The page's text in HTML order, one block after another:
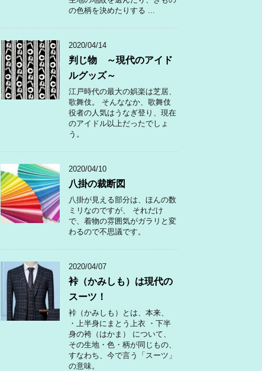
の色柄を決めたりする ...
2020/04/14
判じ物 ～現代のアイド
ルグッズ～
江戸時代の最大の娯楽は芝居、
歌舞伎。 そんななか、歌舞伎
役者の人気はうなぎ登り、現在
のアイドル以上だったでしょ
う。
2020/04/10
八掛の裁断図
八掛が見える部分は、ほんの数
ミリなのですが、 それだけ
で、着物の雰囲気がガラリと変
わるので不思議です。
2020/04/07
裃（かみしも）は現代の
スーツ！
裃（かみしも）とは、本来、
・上半身にまとう上衣 ・下半
身の袴（はかま） について、
その生地・色・柄が同じもの、
すなわち、今で言う「スーツ」
の意味。